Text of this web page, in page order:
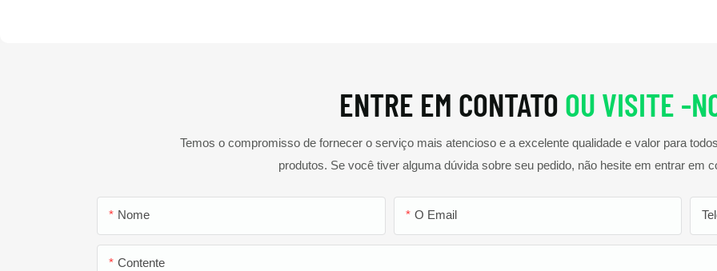
ENTRE EM CONTATO OU VISITE -
Temos o compromisso de fornecer o serviço mais atencioso e a excelente qualidade e valor para
produtos. Se você tiver alguma dúvida sobre seu pedido, não hesite em entrar em
Nome O Email
Contente